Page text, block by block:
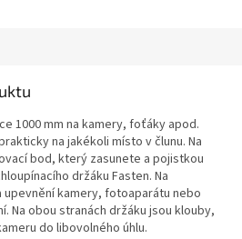
1000 mm na kamery, foťáky apod.
na jakékoli místo v člunu. Na
bod, který zasunete a pojistkou
držáku Fasten. Na
upevnění kamery, fotoaparátu nebo
Na obou stranách držáku jsou klouby,
do libovolného úhlu.